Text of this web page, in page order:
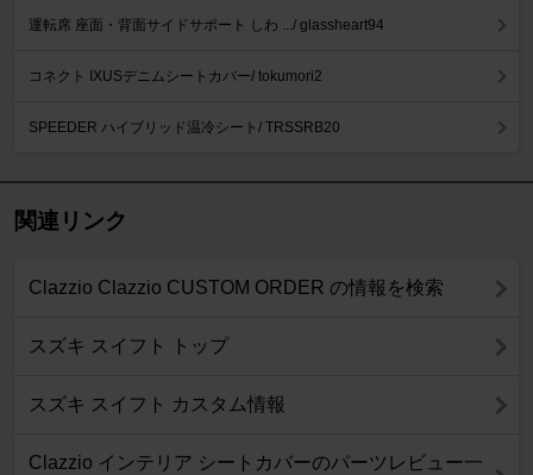
運転席 座面・背面サイドサポート しわ .../ glassheart94
コネクト IXUSデニムシートカバー/ tokumori2
SPEEDER ハイブリッド温冷シート/ TRSSRB20
関連リンク
Clazzio Clazzio CUSTOM ORDER の情報を検索
スズキ スイフト トップ
スズキ スイフト カスタム情報
Clazzio インテリア シートカバーのパーツレビュー一